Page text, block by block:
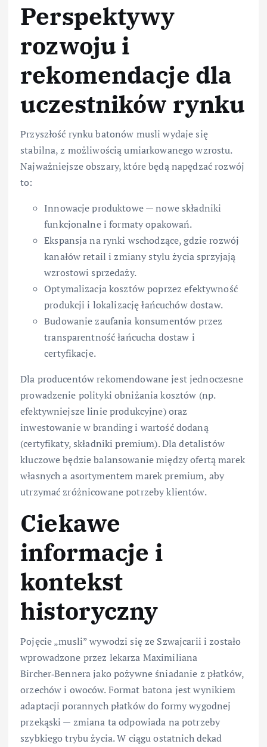
Perspektywy
rozwoju i
rekomendacje dla
uczestników rynku
Przyszłość rynku batonów musli wydaje się
stabilna, z możliwością umiarkowanego wzrostu.
Najważniejsze obszary, które będą napędzać rozwój
to:
Innowacje produktowe — nowe składniki
funkcjonalne i formaty opakowań.
Ekspansja na rynki wschodzące, gdzie rozwój
kanałów retail i zmiany stylu życia sprzyjają
wzrostowi sprzedaży.
Optymalizacja kosztów poprzez efektywność
produkcji i lokalizację łańcuchów dostaw.
Budowanie zaufania konsumentów przez
transparentność łańcucha dostaw i
certyfikacje.
Dla producentów rekomendowane jest jednoczesne
prowadzenie polityki obniżania kosztów (np.
efektywniejsze linie produkcyjne) oraz
inwestowanie w branding i wartość dodaną
(certyfikaty, składniki premium). Dla detalistów
kluczowe będzie balansowanie między ofertą marek
własnych a asortymentem marek premium, aby
utrzymać zróżnicowane potrzeby klientów.
Ciekawe
informacje i
kontekst
historyczny
Pojęcie „musli” wywodzi się ze Szwajcarii i zostało
wprowadzone przez lekarza Maximiliana
Bircher‑Bennera jako pożywne śniadanie z płatków,
orzechów i owoców. Format batona jest wynikiem
adaptacji porannych płatków do formy wygodnej
przekąski — zmiana ta odpowiada na potrzeby
szybkiego trybu życia. W ciągu ostatnich dekad